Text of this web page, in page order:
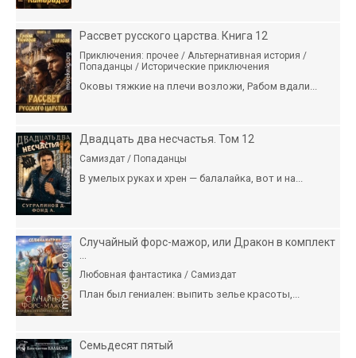
Рассвет русского царства. Книга 12
Приключения: прочее / Альтернативная история /
Попаданцы / Исторические приключения
Оковы тяжкие на плечи возложи, Рабом вдали...
Двадцать два несчастья. Том 12
Самиздат / Попаданцы
В умелых руках и хрен — балалайка, вот и на...
Случайный форс-мажор, или Дракон в комплект
Любовная фантастика / Самиздат
План был гениален: выпить зелье красоты,...
Семьдесят пятый